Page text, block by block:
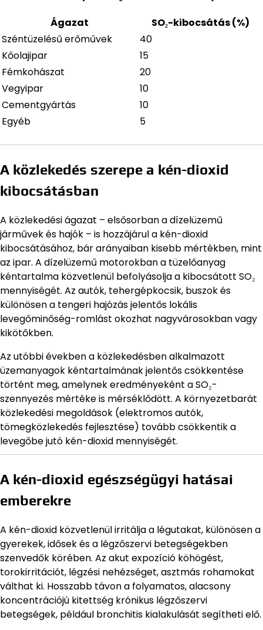
Ágazat
SO₂-kibocsátás (%)
Széntüzelésű erőművek
40
Kőolajipar
15
Fémkohászat
20
Vegyipar
10
Cementgyártás
10
Egyéb
5
A közlekedés szerepe a kén-dioxid
kibocsátásban
A közlekedési ágazat – elsősorban a dízelüzemű
járművek és hajók – is hozzájárul a kén-dioxid
kibocsátásához, bár arányaiban kisebb mértékben, mint
az ipar. A dízelüzemű motorokban a tüzelőanyag
kéntartalma közvetlenül befolyásolja a kibocsátott SO₂
mennyiségét. Az autók, tehergépkocsik, buszok és
különösen a tengeri hajózás jelentős lokális
levegőminőség-romlást okozhat nagyvárosokban vagy
kikötőkben.
Az utóbbi években a közlekedésben alkalmazott
üzemanyagok kéntartalmának jelentős csökkentése
történt meg, amelynek eredményeként a SO₂-
szennyezés mértéke is mérséklődött. A környezetbarát
közlekedési megoldások (elektromos autók,
tömegközlekedés fejlesztése) tovább csökkentik a
levegőbe jutó kén-dioxid mennyiségét.
A kén-dioxid egészségügyi hatásai
emberekre
A kén-dioxid közvetlenül irritálja a légutakat, különösen a
gyerekek, idősek és a légzőszervi betegségekben
szenvedők körében. Az akut expozíció köhögést,
torokirritációt, légzési nehézséget, asztmás rohamokat
válthat ki. Hosszabb távon a folyamatos, alacsony
koncentrációjú kitettség krónikus légzőszervi
betegségek, például bronchitis kialakulását segítheti elő.